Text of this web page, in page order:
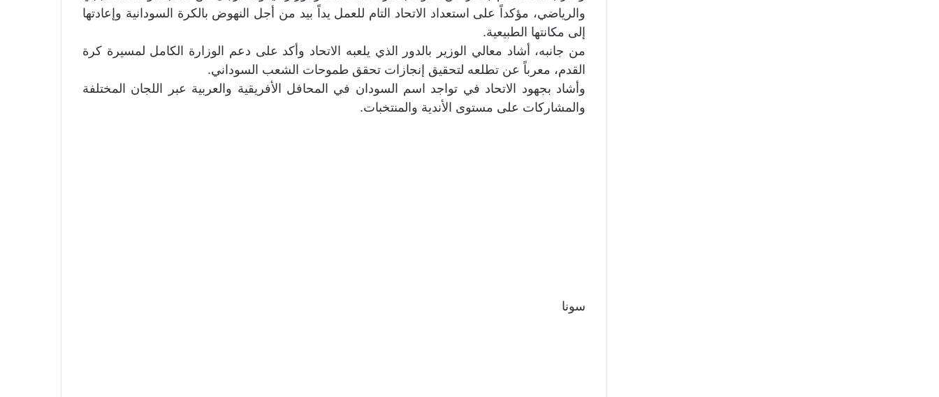
والرياضي، مؤكداً على استعداد الاتحاد التام للعمل يداً بيد من أجل النهوض بالكرة السودانية وإعادتها
إلى مكانتها الطبيعية.
من جانبه، أشاد معالي الوزير بالدور الذي يلعبه الاتحاد وأكد على دعم الوزارة الكامل لمسيرة كرة
القدم، معرباً عن تطلعه لتحقيق إنجازات تحقق طموحات الشعب السوداني.
وأشاد بجهود الاتحاد في تواجد اسم السودان في المحافل الأفريقية والعربية عبر اللجان المختلفة
والمشاركات على مستوى الأندية والمنتخبات.
سونا